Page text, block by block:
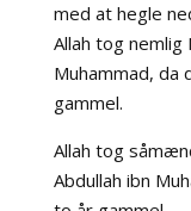
med at hegle
Allah tog
Muhammad, da
gammel.
Allah tog
Abdullah ibn